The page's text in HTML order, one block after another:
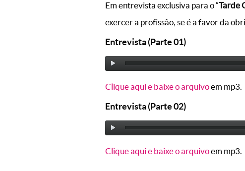
Em entrevista exclusiva para o “Tarde
exercer a profissão, se é a favor da
Entrevista (Parte 01)
Clique aqui e baixe o arquivoem mp3.
Entrevista (Parte 02)
Clique aqui e baixe o arquivoem mp3.